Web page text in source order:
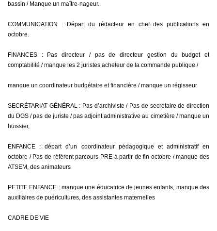
bassin / Manque un maître-nageur.
COMMUNICATION : Départ du rédacteur en chef des publications en
octobre.
FINANCES : Pas directeur / pas de directeur gestion du budget et
comptabilité / manque les 2 juristes acheteur de la commande publique /
manque un coordinateur budgétaire et financière / manque un régisseur
SECRÉTARIAT GÉNÉRAL : Pas d’archiviste / Pas de secrétaire de direction
du DGS / pas de juriste / pas adjoint administrative au cimetière / manque un
huissier,
ENFANCE : départ d’un coordinateur pédagogique et administratif en
octobre / Pas de référent parcours PRE à partir de fin octobre / manque des
ATSEM, des animateurs
PETITE ENFANCE : manque une éducatrice de jeunes enfants, manque des
auxiliaires de puéricultures, des assistantes maternelles
CADRE DE VIE